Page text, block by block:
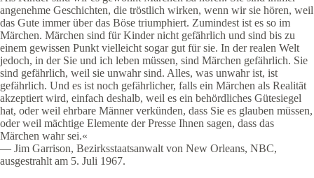
angenehme Geschichten, die tröstlich wirken, wenn wir sie hören, weil
das Gute immer über das Böse triumphiert. Zumindest ist es so im
Märchen. Märchen sind für Kinder nicht gefährlich und sind bis zu
einem gewissen Punkt vielleicht sogar gut für sie. In der realen Welt
jedoch, in der Sie und ich leben müssen, sind Märchen gefährlich. Sie
sind gefährlich, weil sie unwahr sind. Alles, was unwahr ist, ist
gefährlich. Und es ist noch gefährlicher, falls ein Märchen als Realität
akzeptiert wird, einfach deshalb, weil es ein behördliches Gütesiegel
hat, oder weil ehrbare Männer verkünden, dass Sie es glauben müssen,
oder weil mächtige Elemente der Presse Ihnen sagen, dass das
Märchen wahr sei.«
— Jim Garrison, Bezirksstaatsanwalt von New Orleans, NBC,
ausgestrahlt am 5. Juli 1967.